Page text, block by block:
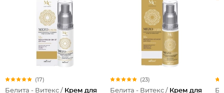
(17)
Белита - Витекс / Крем для
(23)
Белита - Витекс / Крем для